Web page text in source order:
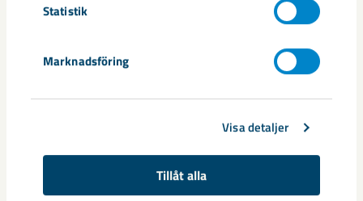
Statistik
Marknadsföring
Visa detaljer
Tillåt alla
Delårsrapport januari-mars 2026:
Lägre resultat och försämrade
marknadsvillkor